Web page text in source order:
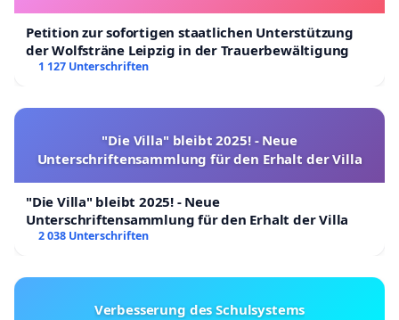
Petition zur sofortigen staatlichen Unterstützung
der Wolfsträne Leipzig in der Trauerbewältigung
1 127 Unterschriften
"Die Villa" bleibt 2025! - Neue
Unterschriftensammlung für den Erhalt der Villa
"Die Villa" bleibt 2025! - Neue
Unterschriftensammlung für den Erhalt der Villa
2 038 Unterschriften
Verbesserung des Schulsystems